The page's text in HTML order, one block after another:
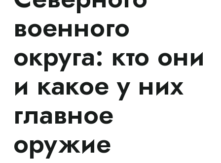
военного
округа: кто они
и какое у них
главное
оружие